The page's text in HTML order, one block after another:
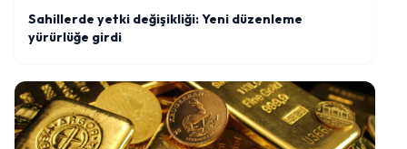
Sahillerde yetki değişikliği: Yeni düzenleme
yürürlüğe girdi